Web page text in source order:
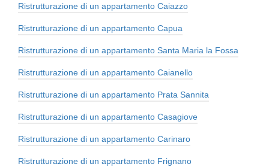
Ristrutturazione di un appartamento Caiazzo
Ristrutturazione di un appartamento Capua
Ristrutturazione di un appartamento Santa Maria la Fossa
Ristrutturazione di un appartamento Caianello
Ristrutturazione di un appartamento Prata Sannita
Ristrutturazione di un appartamento Casagiove
Ristrutturazione di un appartamento Carinaro
Ristrutturazione di un appartamento Frignano